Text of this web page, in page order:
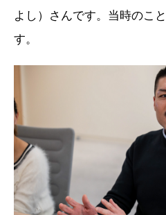
よし）さんです。当時のこ
す。